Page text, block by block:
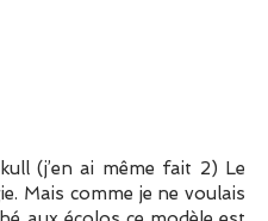
(j’en ai même fait 2) Le
Mais comme je ne voulais